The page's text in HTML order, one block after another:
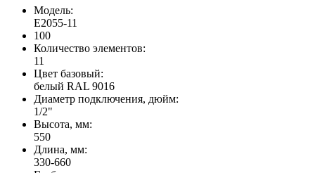
Модель:
E2055-11
100
Количество элементов:
11
Цвет базовый:
белый RAL 9016
Диаметр подключения, дюйм:
1/2"
Высота, мм:
550
Длина, мм:
330-660